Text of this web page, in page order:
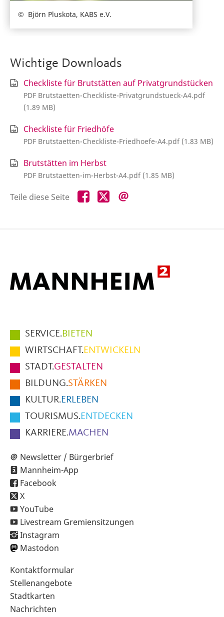
Björn Pluskota, KABS e.V.
Wichtige Downloads
Checkliste für Brutstätten auf Privatgrundstücken
PDF Brutstaetten-Checkliste-Privatgrundstueck-A4.pdf
(1.89 MB)
Checkliste für Friedhöfe
PDF Brutstaetten-Checkliste-Friedhoefe-A4.pdf (1.83 MB)
Brutstätten im Herbst
PDF Brutstaetten-im-Herbst-A4.pdf (1.85 MB)
Teile diese Seite Teile
diese
Teile
diese
Hauptmenüpunkte
im
Fußbereich
der
Seite
SERVICE.BIETEN
WIRTSCHAFT.ENTWICKELN
STADT.GESTALTEN
BILDUNG.STÄRKEN
KULTUR.ERLEBEN
TOURISMUS.ENTDECKEN
KARRIERE.MACHEN
Newsletter / Bürgerbrief
Mannheim-App
Facebook
X
YouTube
Livestream Gremiensitzungen
Instagram
Mastodon
Sekundärnavigation
im
Fußbereich
Kontaktformular
Stellenangebote
Stadtkarten
Nachrichten